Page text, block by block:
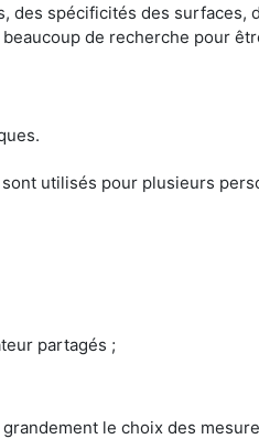
des spécificités des surfaces,
de recherche pour
utilisés pour plusieurs
partagés ;
le choix des